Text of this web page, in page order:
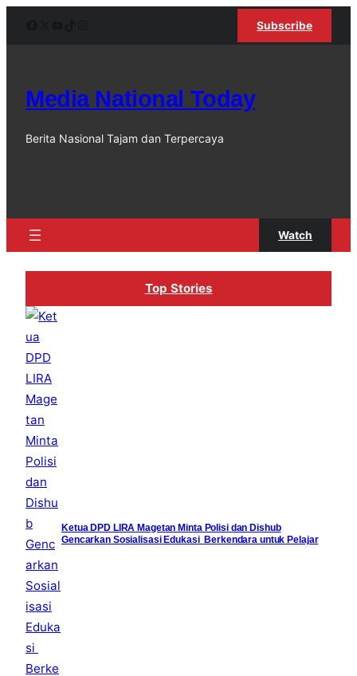
Subscribe
Media National Today
Berita Nasional Tajam dan Terpercaya
Watch
Top Stories
Ketua DPD LIRA Magetan Minta Polisi dan Dishub
Gencarkan Sosialisasi Edukasi Berkendara untuk Pelajar